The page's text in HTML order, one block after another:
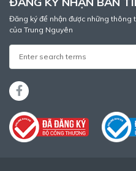
Đăng ký để nhận được những thông
của Trung Nguyên